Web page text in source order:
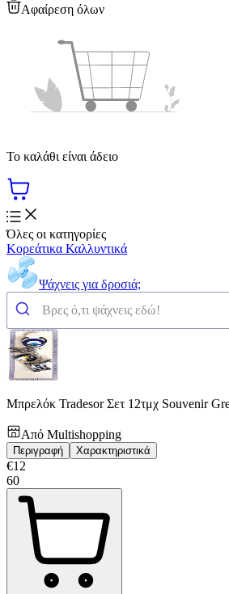
Αφαίρεση όλων
Το καλάθι είναι άδειο
Όλες οι κατηγορίες
Κορεάτικα Καλλυντικά
Ψάχνεις για δροσιά;
Μπρελόκ Tradesor Σετ 12τμχ Souvenir
Από Multishopping
Περιγραφή Χαρακτηριστικά
€12
60